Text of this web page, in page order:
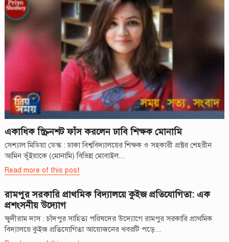
একাধিক স্ক্রিনশট ফাঁস করলেন ঢাবি শিক্ষক মোনামি
সেশ্যাল মিডিয়া ডেস্ক : ঢাকা বিশ্ববিদ্যালয়ের শিক্ষক ও সহকারী প্রক্টর শেহরীন
আমিন ভূঁইয়াকে (মোনামি) বিভিন্ন মোবাইল...
Read more of this post
রামপুর সরকারি প্রাথমিক বিদ্যালয়ে কুইজ প্রতিযোগিতা: এক
প্রশংসনীয় উদ্যোগ
ক্ষুদীরাম দাস : চাঁদপুর সাহিত্য পরিষদের উদ্যোগে রামপুর সরকারি প্রাথমিক
বিদ্যালয়ে কুইজ প্রতিযোগিতা আয়োজনের খবরটি পড়ে...